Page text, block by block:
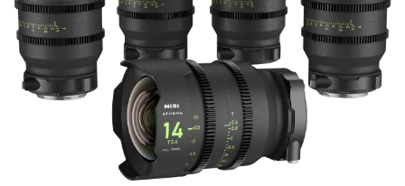
VAREMERKER
AKTUELT